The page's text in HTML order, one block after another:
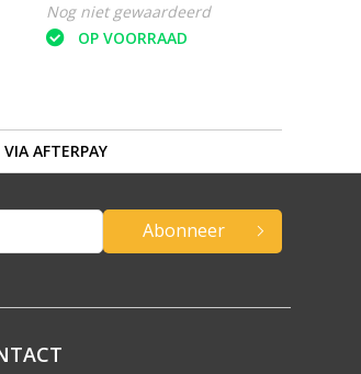
Nog niet gewaardeerd
OP VOORRAAD
AFTERPAY
Abonneer